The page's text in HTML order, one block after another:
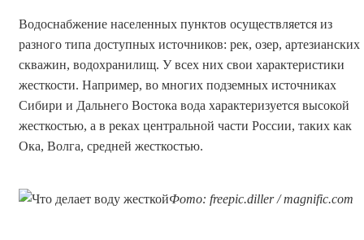
Водоснабжение населенных пунктов осуществляется из
разного типа доступных источников: рек, озер, артезианских
скважин, водохранилищ. У всех них свои характеристики
жесткости. Например, во многих подземных источниках
Сибири и Дальнего Востока вода характеризуется высокой
жесткостью, а в реках центральной части России, таких как
Ока, Волга, средней жесткостью.
Фото: freepic.diller / magnific.com